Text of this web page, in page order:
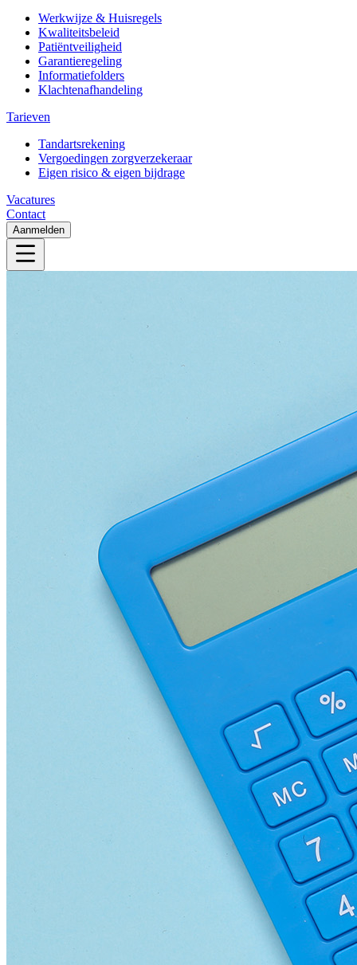
Werkwijze & Huisregels
Kwaliteitsbeleid
Patiëntveiligheid
Garantieregeling
Informatiefolders
Klachtenafhandeling
Tarieven
Tandartsrekening
Vergoedingen zorgverzekeraar
Eigen risico & eigen bijdrage
Vacatures
Contact
Aanmelden